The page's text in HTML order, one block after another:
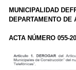
MUNICIPALIDAD
DEPARTAMENTO DE
ACTA NÚMERO 055-